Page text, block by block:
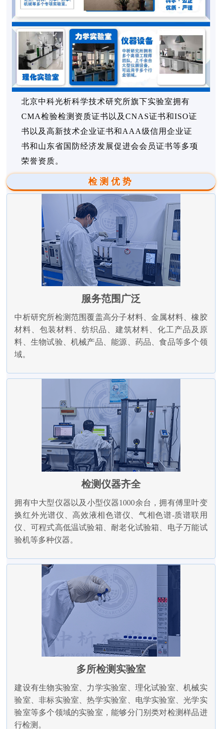
北京中科光析科学技术研究所旗下实验室拥有
CMA检验检测资质证书以及CNAS证书和ISO证
书以及高新技术企业证书和AAA级信用企业证
书和山东省国防经济发展促进会会员证书等多项
荣誉资质。
检测优势
服务范围广泛
中析研究所检测范围覆盖高分子材料、金属材料、橡胶
材料、包装材料、纺织品、建筑材料、化工产品及原
料、生物试验、机械产品、能源、药品、食品等多个领
域。
检测仪器齐全
拥有中大型仪器以及小型仪器1000余台，拥有傅里叶变
换红外光谱仪、高效液相色谱仪、气相色谱-质谱联用
仪、可程式高低温试验箱、耐老化试验箱、电子万能试
验机等多种仪器。
多所检测实验室
建设有生物实验室、力学实验室、理化试验室、机械实
验室、非标实验室、热学实验室、电学实验室、光学实
验室等多个领域的实验室，能够分门别类对检测样品进
行检测。